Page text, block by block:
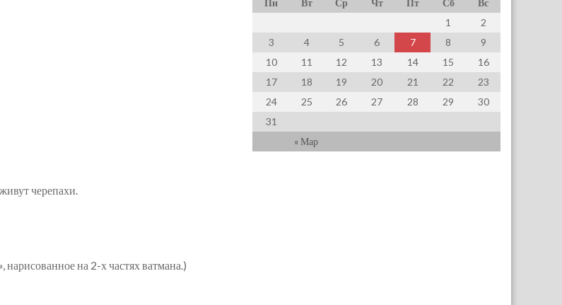
черепахи.
на 2-х частях ватмана.)
Пн Вт Ср Чт Пт Сб Вс
« Мар
1
2
3
4 5 6 7 8
9
10
11 12 13 14 15
16
17
18 19 20 21 22
23
24
25 26 27 28 29
30
31